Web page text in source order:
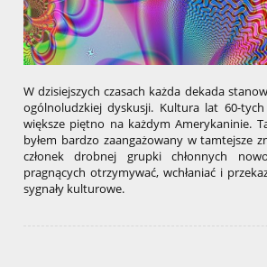
W dzisiejszych czasach każda dekada
ogólnoludzkiej dyskusji. Kultura lat 60-
większe piętno na każdym Amerykaninie.
byłem bardzo zaangażowany w tamtejsze
członek drobnej grupki chłonnych
pragnących otrzymywać, wchłaniać i
sygnały kulturowe.